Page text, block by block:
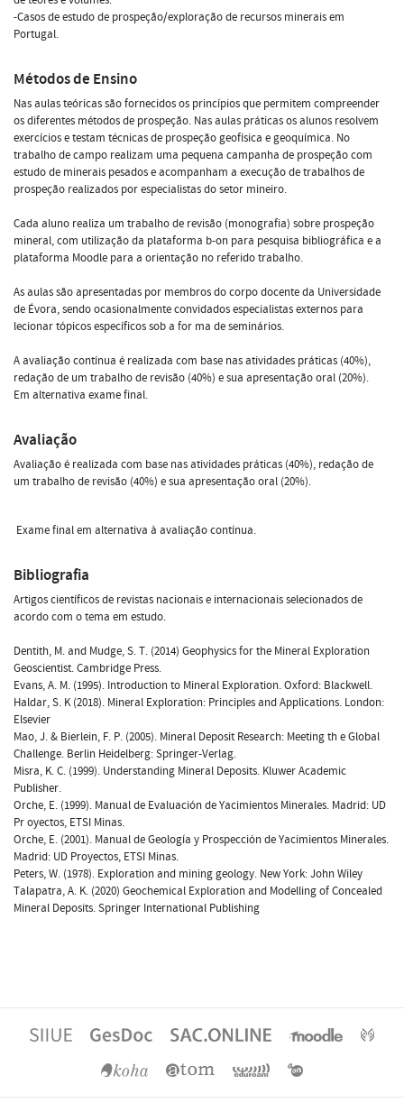
-Casos de estudo de prospeção/exploração de recursos minerais em
Portugal.
Métodos de Ensino
Nas aulas teóricas são fornecidos os princípios que permitem compreender
os diferentes métodos de prospeção. Nas aulas práticas os alunos resolvem
exercícios e testam técnicas de prospeção geofísica e geoquímica. No
trabalho de campo realizam uma pequena campanha de prospeção com
estudo de minerais pesados e acompanham a execução de trabalhos de
prospeção realizados por especialistas do setor mineiro.
Cada aluno realiza um trabalho de revisão (monografia) sobre prospeção
mineral, com utilização da plataforma b-on para pesquisa bibliográfica e a
plataforma Moodle para a orientação no referido trabalho.
As aulas são apresentadas por membros do corpo docente da Universidade
de Évora, sendo ocasionalmente convidados especialistas externos para
lecionar tópicos específicos sob a for ma de seminários.
A avaliação contínua é realizada com base nas atividades práticas (40%),
redação de um trabalho de revisão (40%) e sua apresentação oral (20%).
Em alternativa exame final.
Avaliação
Avaliação é realizada com base nas atividades práticas (40%), redação de
um trabalho de revisão (40%) e sua apresentação oral (20%).
Exame final em alternativa à avaliação contínua.
Bibliografia
Artigos científicos de revistas nacionais e internacionais selecionados de
acordo com o tema em estudo.
Dentith, M. and Mudge, S. T. (2014) Geophysics for the Mineral Exploration
Geoscientist. Cambridge Press.
Evans, A. M. (1995). Introduction to Mineral Exploration. Oxford: Blackwell.
Haldar, S. K (2018). Mineral Exploration: Principles and Applications. London:
Elsevier
Mao, J. & Bierlein, F. P. (2005). Mineral Deposit Research: Meeting th e Global
Challenge. Berlin Heidelberg: Springer-Verlag.
Misra, K. C. (1999). Understanding Mineral Deposits. Kluwer Academic
Publisher.
Orche, E. (1999). Manual de Evaluación de Yacimientos Minerales. Madrid: UD
Pr oyectos, ETSI Minas.
Orche, E. (2001). Manual de Geología y Prospección de Yacimientos Minerales.
Madrid: UD Proyectos, ETSI Minas.
Peters, W. (1978). Exploration and mining geology. New York: John Wiley
Talapatra, A. K. (2020) Geochemical Exploration and Modelling of Concealed
Mineral Deposits. Springer International Publishing